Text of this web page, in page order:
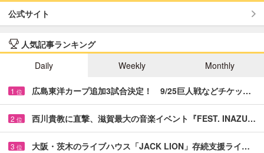
公式サイト
人気記事ランキング
Daily
Weekly Monthly
1 位 広島東洋カープ追加3試合決定！ 9/25巨人戦などチケッ…
2 位 西川貴教に直撃、滋賀最大の音楽イベント『FEST. INAZU…
3 位 大阪・茨木のライブハウス「JACK LION」存続支援ライ…